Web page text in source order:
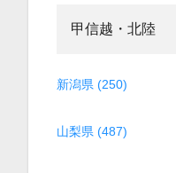
甲信越・北陸
新潟県 (250)
山梨県 (487)